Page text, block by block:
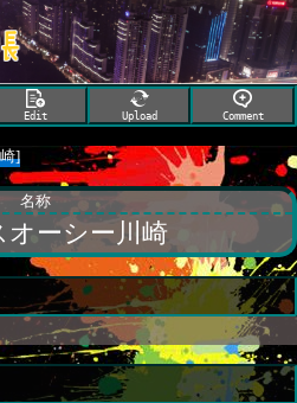
Edit Upload Comment
]
名称
オーシー川崎